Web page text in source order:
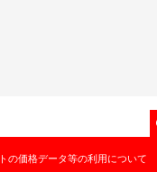
の価格データ等の利用について